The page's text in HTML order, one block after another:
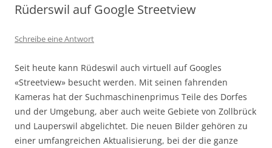
Rüderswil auf Google Streetview
Schreibe eine Antwort
Seit heute kann Rüdeswil auch virtuell auf Googles
«Streetview» besucht werden. Mit seinen fahrenden
Kameras hat der Suchmaschinenprimus Teile des Dorfes
und der Umgebung, aber auch weite Gebiete von Zollbrück
und Lauperswil abgelichtet. Die neuen Bilder gehören zu
einer umfangreichen Aktualisierung, bei der die ganze